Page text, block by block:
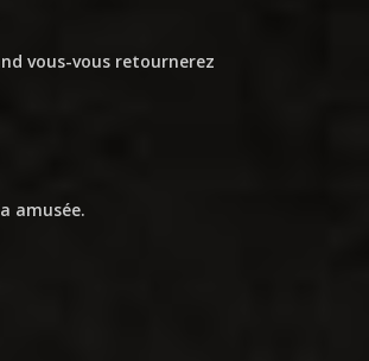
vous-vous retournerez
amusée.